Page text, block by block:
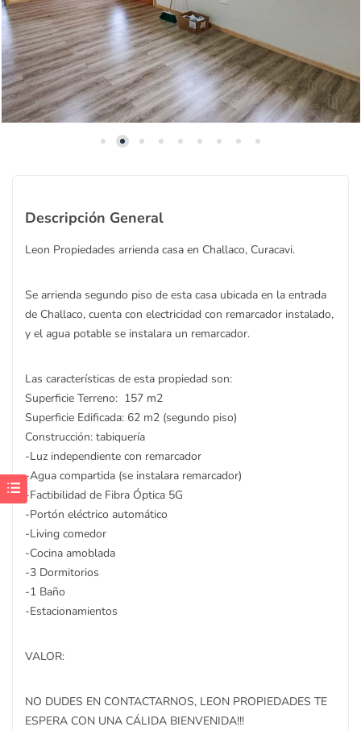
Descripción General
Leon Propiedades arrienda casa en Challaco, Curacavi.
Se arrienda segundo piso de esta casa ubicada en la entrada
de Challaco, cuenta con electricidad con remarcador instalado,
y el agua potable se instalara un remarcador.
Las características de esta propiedad son:
Superficie Terreno: 157 m2
Superficie Edificada: 62 m2 (segundo piso)
Construcción: tabiquería
-Luz independiente con remarcador
-Agua compartida (se instalara remarcador)
-Factibilidad de Fibra Óptica 5G
-Portón eléctrico automático
-Living comedor
-Cocina amoblada
-3 Dormitorios
-1 Baño
-Estacionamientos
VALOR:
NO DUDES EN CONTACTARNOS, LEON PROPIEDADES TE
ESPERA CON UNA CÁLIDA BIENVENIDA!!!